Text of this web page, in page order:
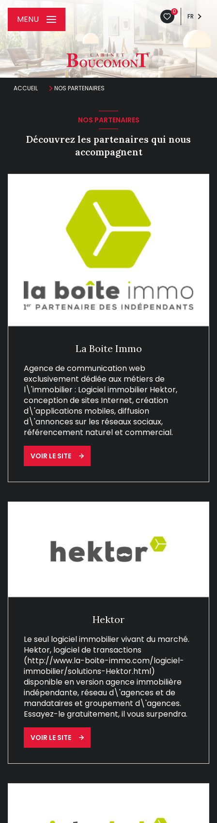
0
FR
MENU
ACCUEIL NOS PARTENAIRES
NOS PARTENAIRES
Découvrez les partenaires qui nous
accompagnent
La Boite Immo
Agence de communication web
exclusivement dédiée aux métiers de
l\'immobilier : Logiciel immobilier Hektor,
conception de sites Internet, création
d\'applications mobiles, diffusion
d\'annonces sur les réseaux sociaux,
référencement naturel et commercial.
VOIR LE SITE
Hektor
Le seul logiciel immobilier vivant du marché.
Hektor, logiciel de transactions
(http://www.la-boite-immo.com/logiciel-
immobilier/solutions-Hektor.html)
disponible en version agence immobilière
indépendante, réseau d\'agences et de
mandataires et groupement d\'agences.
Essayez-le gratuitement, il vous surpendra.
VOIR LE SITE